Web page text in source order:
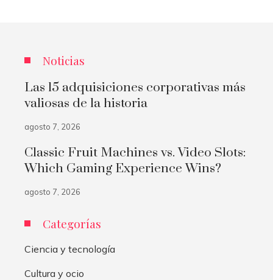
Noticias
Las 15 adquisiciones corporativas más
valiosas de la historia
agosto 7, 2026
Classic Fruit Machines vs. Video Slots:
Which Gaming Experience Wins?
agosto 7, 2026
Categorías
Ciencia y tecnología
Cultura y ocio